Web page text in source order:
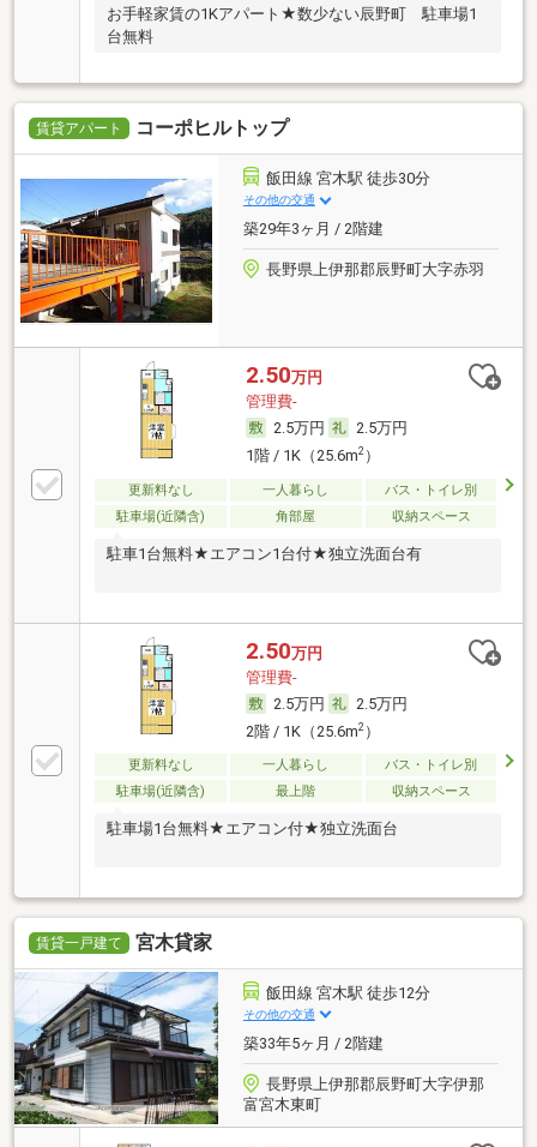
お手軽家賃の1Kアパート★数少ない辰野町 駐車場1
台無料
賃貸アパート コーポヒルトップ
飯田線 宮木駅 徒歩30分
その他の交通
築29年3ヶ月 / 2階建
長野県上伊那郡辰野町大字赤羽
2.50万円
管理費-
2.5万円
2.5万円
1階 / 1K（25.6m2）
更新料なし 一人暮らし
バス・トイレ別
駐車場(近隣含)
角部屋 収納スペース
駐車1台無料★エアコン1台付★独立洗面台有
2.50万円
管理費-
2.5万円
2.5万円
2階 / 1K（25.6m2）
更新料なし 一人暮らし
バス・トイレ別
駐車場(近隣含)
最上階 収納スペース
駐車場1台無料★エアコン付★独立洗面台
賃貸一戸建て 宮木貸家
飯田線 宮木駅 徒歩12分
その他の交通
築33年5ヶ月 / 2階建
長野県上伊那郡辰野町大字伊那
富宮木東町